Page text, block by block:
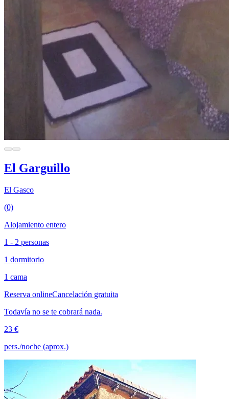
El Garguillo
El Gasco
(0)
Alojamiento entero
1 - 2 personas
1 dormitorio
1 cama
Reserva onlineCancelación gratuita
Todavía no se te cobrará nada.
23 €
pers./noche (aprox.)